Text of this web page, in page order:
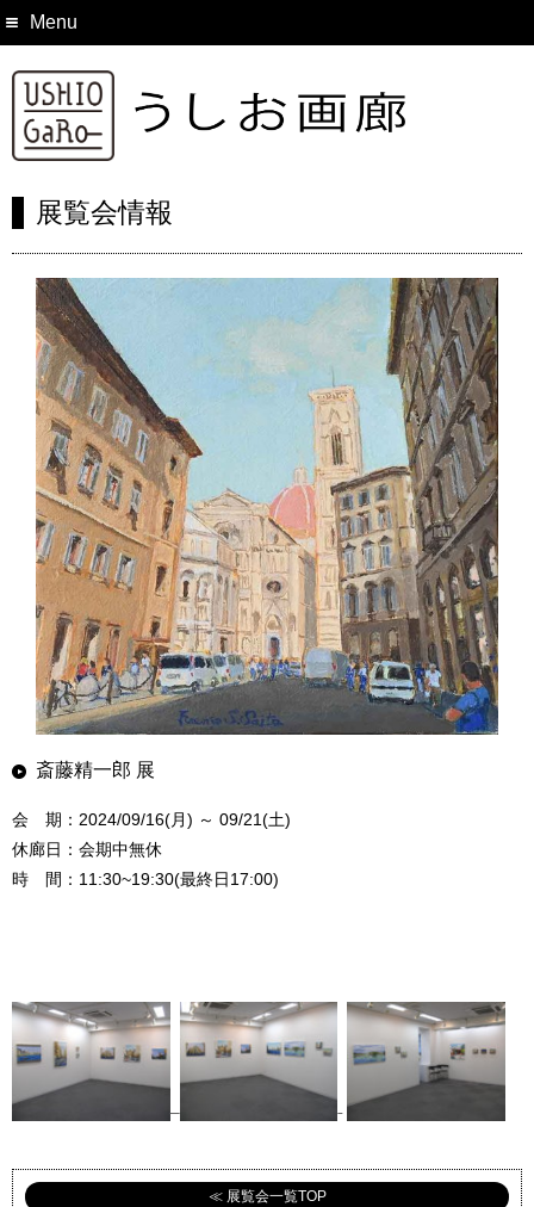
Menu
展覧会情報
斎藤精一郎 展
会 期：2024/09/16(月) ～ 09/21(土)
休廊日：会期中無休
時 間：11:30~19:30(最終日17:00)
≪ 展覧会一覧TOP